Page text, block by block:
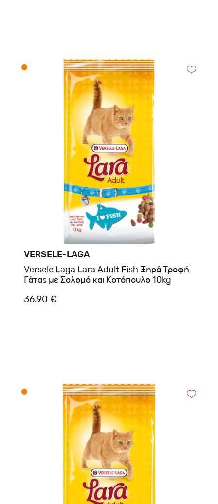
VERSELE-LAGA
Versele Laga Lara Adult Fish Ξηρά Τροφή
Γάτας με Σολομό και Κοτόπουλο 10kg
36.90 €